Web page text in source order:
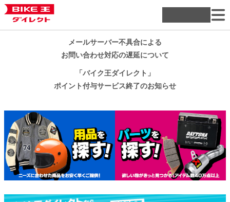
メールサーバー不具合による
お問い合わせ対応の遅延について
「バイク王ダイレクト」
ポイント付与サービス終了のお知らせ